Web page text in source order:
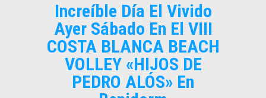
Increíble Día El Vivido
Ayer Sábado En El VIII
COSTA BLANCA BEACH
VOLLEY «HIJOS DE
PEDRO ALÓS» En